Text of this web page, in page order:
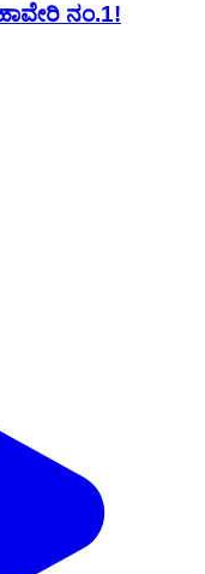
ನಂ.1!